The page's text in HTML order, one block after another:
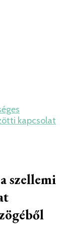
kapcsolat
szellemi